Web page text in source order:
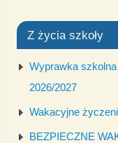
Z życia szkoły
Wyprawka
2026/2027
Wakacyjne
BEZPIECZNE